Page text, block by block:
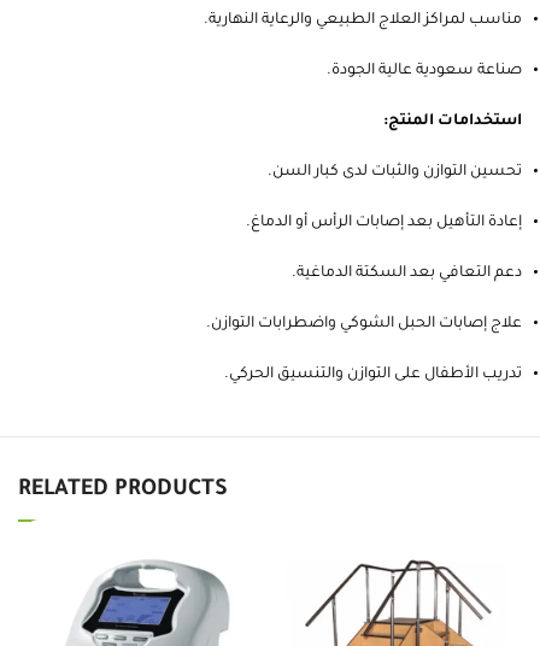
مناسب لمراكز العلاج الطبيعي والرعاية النهارية.
صناعة سعودية عالية الجودة.
استخدامات المنتج:
تحسين التوازن والثبات لدى كبار السن.
إعادة التأهيل بعد إصابات الرأس أو الدماغ.
دعم التعافي بعد السكتة الدماغية.
علاج إصابات الحبل الشوكي واضطرابات التوازن.
تدريب الأطفال على التوازن والتنسيق الحركي.
RELATED PRODUCTS